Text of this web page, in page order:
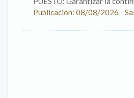
Publicación: 08/08/2026 -